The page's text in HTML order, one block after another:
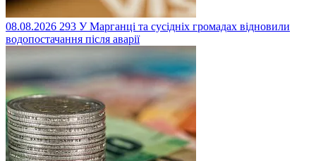
08.08.2026 293 У Марганці та сусідніх громадах відновили
водопостачання після аварії